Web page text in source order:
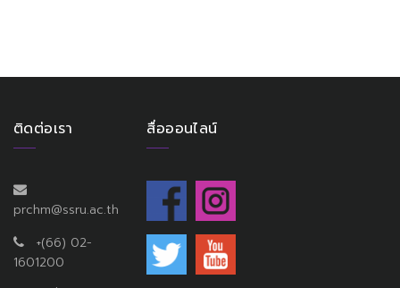
ติดต่อเรา
prchm@ssru.ac.th
+(66) 02-
1601200
สื่อออนไลน์